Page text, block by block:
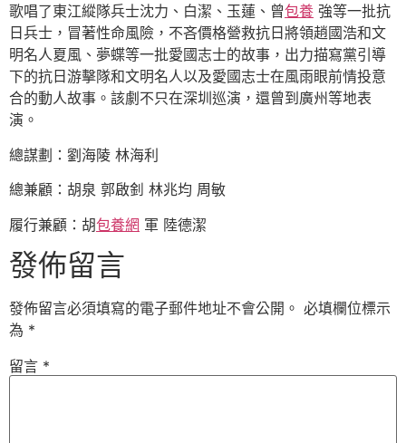
歌唱了東江縱隊兵士沈力、白潔、玉蓮、曾包養 強等一批抗
日兵士，冒著性命風險，不吝價格營救抗日將領趙國浩和文
明名人夏風、夢蝶等一批愛國志士的故事，出力描寫黨引導
下的抗日游擊隊和文明名人以及愛國志士在風雨眼前情投意
合的動人故事。該劇不只在深圳巡演，還曾到廣州等地表
演。
總謀劃：劉海陵 林海利
總兼顧：胡泉 郭啟釗 林兆均 周敏
履行兼顧：胡包養網 軍 陸德潔
發佈留言
發佈留言必須填寫的電子郵件地址不會公開。 必填欄位標示
為 *
留言 *